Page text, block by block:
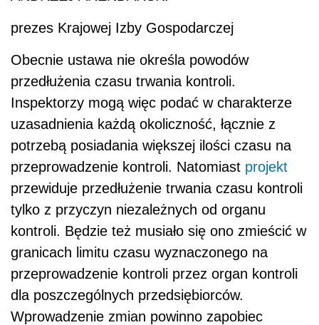
prezes Krajowej Izby Gospodarczej
Obecnie ustawa nie określa powodów
przedłużenia czasu trwania kontroli.
Inspektorzy mogą więc podać w charakterze
uzasadnienia każdą okoliczność, łącznie z
potrzebą posiadania większej ilości czasu na
przeprowadzenie kontroli. Natomiast projekt
przewiduje przedłużenie trwania czasu kontroli
tylko z przyczyn niezależnych od organu
kontroli. Będzie też musiało się ono zmieścić w
granicach limitu czasu wyznaczonego na
przeprowadzenie kontroli przez organ kontroli
dla poszczególnych przedsiębiorców.
Wprowadzenie zmian powinno zapobiec